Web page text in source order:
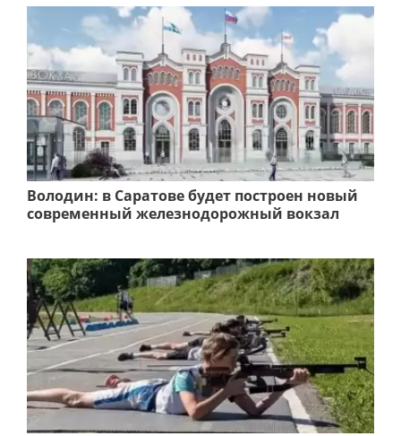
Володин: в Саратове будет построен новый
современный железнодорожный вокзал